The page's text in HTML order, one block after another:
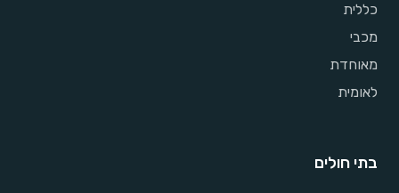
כללית
מכבי
מאוחדת
לאומית
בתי חולים